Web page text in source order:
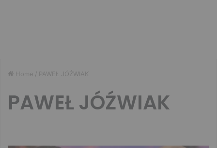
Home / PAWEŁ JÓŹWIAK
PAWEŁ JÓŹWIAK